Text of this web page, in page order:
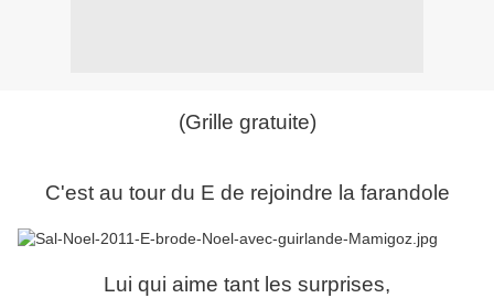
(Grille gratuite)
C'est au tour du E de rejoindre la farandole
Lui qui aime tant les surprises,